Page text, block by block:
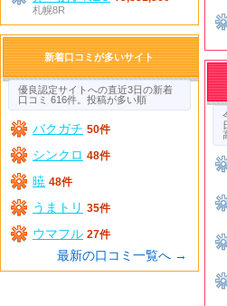
札幌8R
新着口コミが多いサイト
優良認定サイトへの直近3日の新着
口コミ 616件。投稿が多い順
バクガチ 50件
シンクロ 48件
暁 48件
うまトリ 35件
ウマフル 27件
最新の口コミ一覧へ →